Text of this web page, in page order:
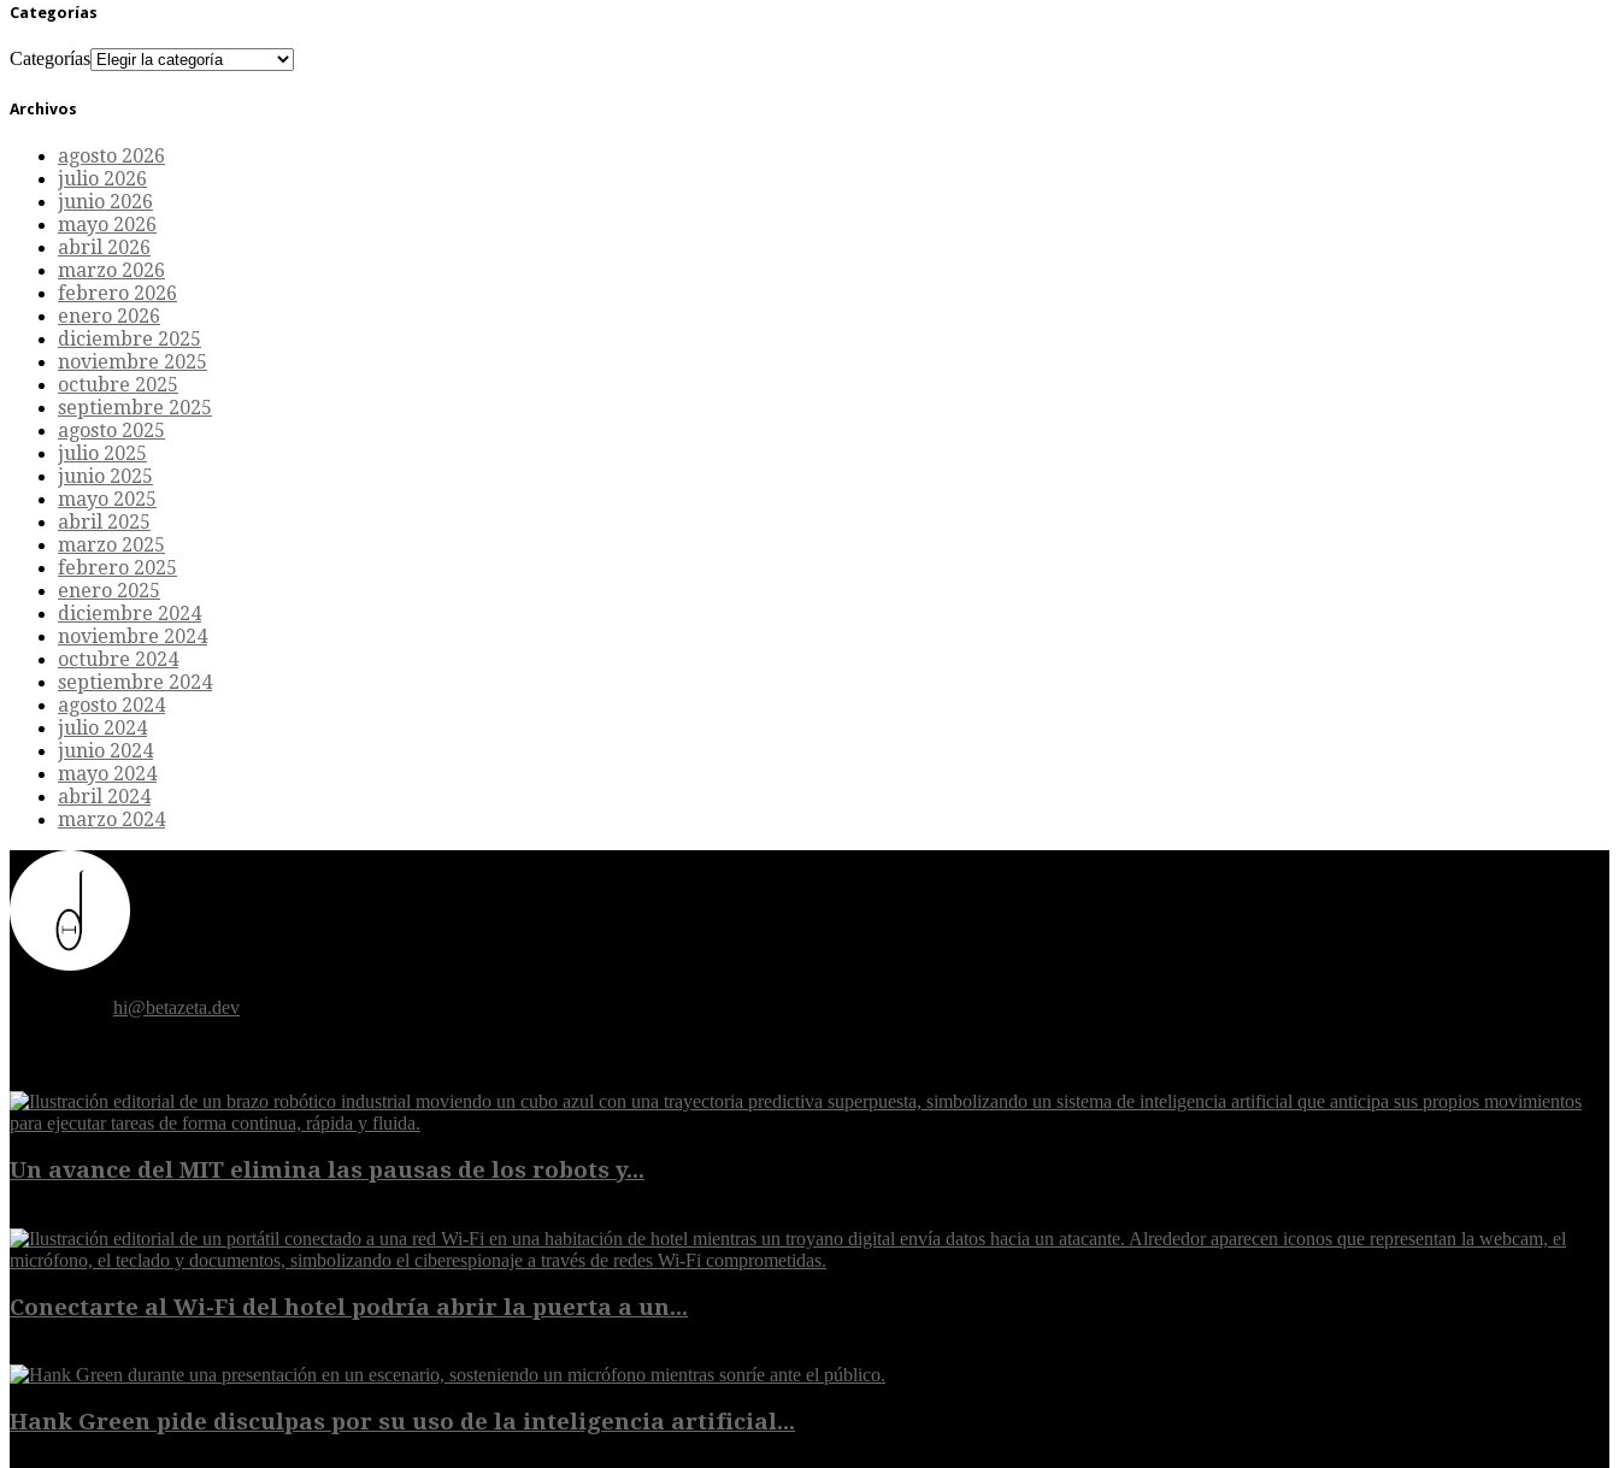
Categorías
Categorías
Archivos
agosto 2026
julio 2026
junio 2026
mayo 2026
abril 2026
marzo 2026
febrero 2026
enero 2026
diciembre 2025
noviembre 2025
octubre 2025
septiembre 2025
agosto 2025
julio 2025
junio 2025
mayo 2025
abril 2025
marzo 2025
febrero 2025
enero 2025
diciembre 2024
noviembre 2024
octubre 2024
septiembre 2024
agosto 2024
julio 2024
junio 2024
mayo 2024
abril 2024
marzo 2024
hi@betazeta.dev
Un avance del MIT elimina las pausas de los robots y...
Conectarte al Wi-Fi del hotel podría abrir la puerta a un...
Hank Green pide disculpas por su uso de la inteligencia artificial...